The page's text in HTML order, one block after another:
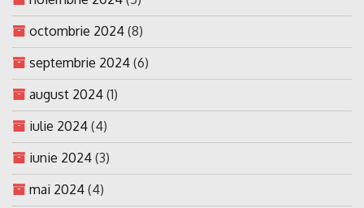
octombrie 2024 (8)
septembrie 2024 (6)
august 2024 (1)
iulie 2024 (4)
iunie 2024 (3)
mai 2024 (4)